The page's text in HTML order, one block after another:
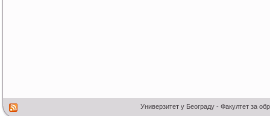
Универзитет у Београду - Факултет за